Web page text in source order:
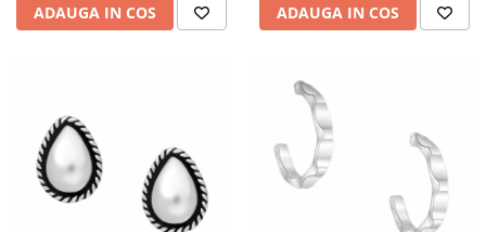
ADAUGA IN COS ADAUGA IN COS